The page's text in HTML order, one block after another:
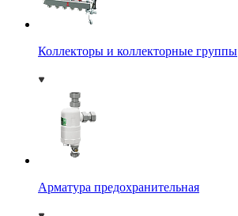
Коллекторы и коллекторные группы
Арматура предохранительная